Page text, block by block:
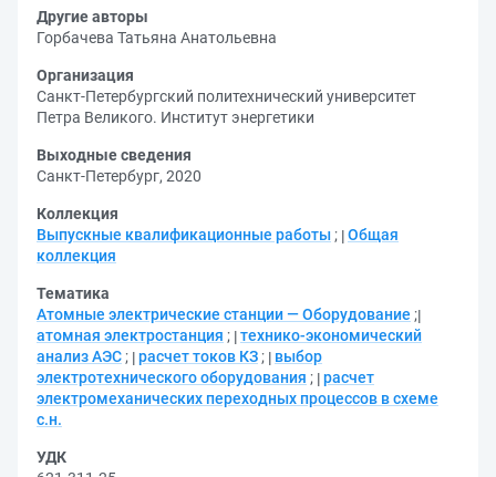
Другие авторы
Горбачева Татьяна Анатольевна
Организация
Санкт-Петербургский политехнический университет
Петра Великого. Институт энергетики
Выходные сведения
Санкт-Петербург, 2020
Коллекция
Выпускные квалификационные работы ; Общая
коллекция
Тематика
Атомные электрические станции — Оборудование ;
атомная электростанция ; технико-экономический
анализ АЭС ; расчет токов КЗ ;
выбор
электротехнического оборудования ; расчет
электромеханических переходных процессов в схеме
с.н.
УДК